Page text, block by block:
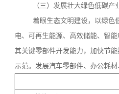
（三）发展壮大绿色低碳产
着眼生态文明建设，以绿色
电、可再生能源、高效储能、智
其关键零部件开发能力，加快节
示范。发展汽车零部件、办公耗